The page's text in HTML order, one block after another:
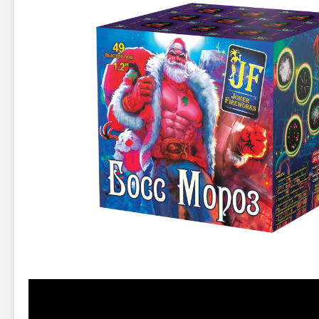
Новинки 2025/26
Фейерверки на свадьбу
Фейерверк-шоу
Батареи салютов
Цветной дым
Батареи салютов
Маленькие фейерверки
Петарды
Корсары
Жуки